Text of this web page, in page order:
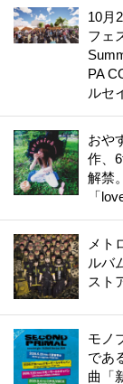
10月
フェ
PA
ルセ
おや
作、
解禁
「
メト
ルバ
スト
モノ
であ
曲「